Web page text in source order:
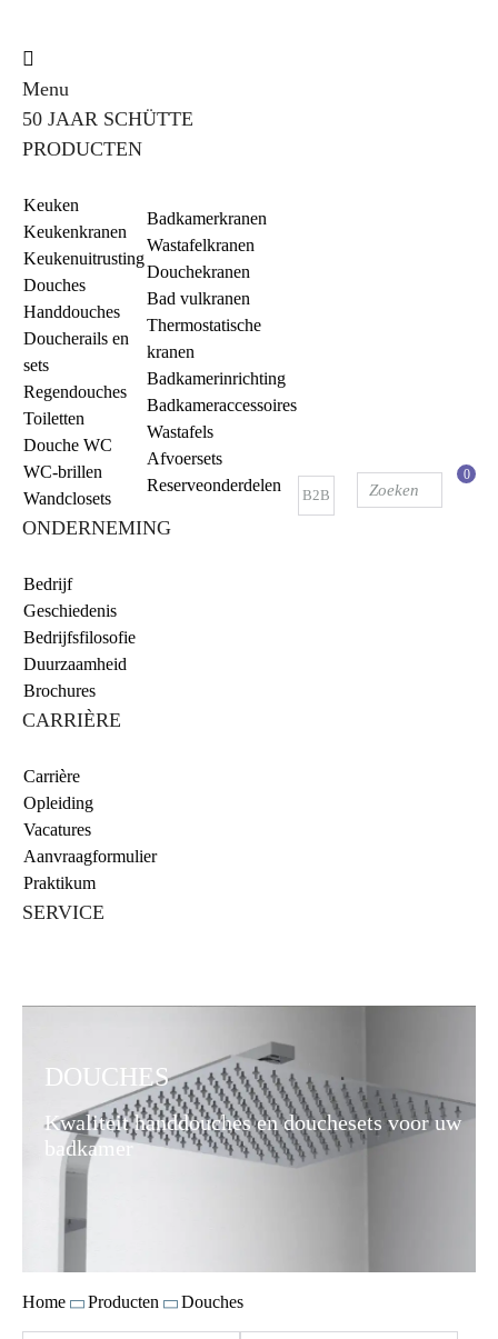
Menu
50 JAAR SCHÜTTE
PRODUCTEN
Keuken
Keukenkranen
Keukenuitrusting
Douches
Handdouches
Doucherails en
sets
Regendouches
Toiletten
Douche WC
WC-brillen
Wandclosets
Badkamerkranen
Wastafelkranen
Douchekranen
Bad vulkranen
Thermostatische
kranen
Badkamerinrichting
Badkameraccessoires
Wastafels
Afvoersets
Reserveonderdelen
ONDERNEMING
Bedrijf
Geschiedenis
Bedrijfsfilosofie
Duurzaamheid
Brochures
CARRIÈRE
Carrière
Opleiding
Vacatures
Aanvraagformulier
Praktikum
SERVICE
B2B
0
DOUCHES
Kwaliteit handdouches en douchesets voor uw
badkamer
Home Producten Douches